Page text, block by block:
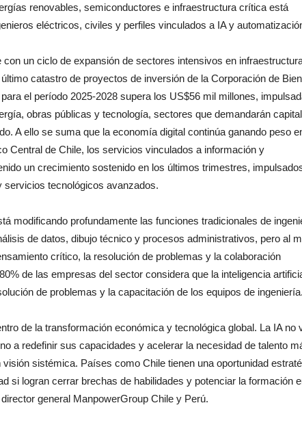
renovables, semiconductores e infraestructura crítica está
eléctricos, civiles y perfiles vinculados a IA y
con un ciclo de expansión de sectores intensivos en
catastro de proyectos de inversión de la Corporación de
el período 2025-2028 supera los US$56 mil millones,
obras públicas y tecnología, sectores que demandarán capital
A ello se suma que la economía digital continúa ganando peso
Central de Chile, los servicios vinculados a información y
un crecimiento sostenido en los últimos trimestres,
servicios tecnológicos avanzados.
modificando profundamente las funciones tradicionales de
de datos, dibujo técnico y procesos administrativos, pero al
crítico, la resolución de problemas y la colaboración
de las empresas del sector considera que la inteligencia
de problemas y la capacitación de los equipos de ingeniería.
de la transformación económica y tecnológica global. La IA no
a redefinir sus capacidades y acelerar la necesidad de talento
sistémica. Países como Chile tienen una oportunidad
si logran cerrar brechas de habilidades y potenciar la formación
general ManpowerGroup Chile y Perú.